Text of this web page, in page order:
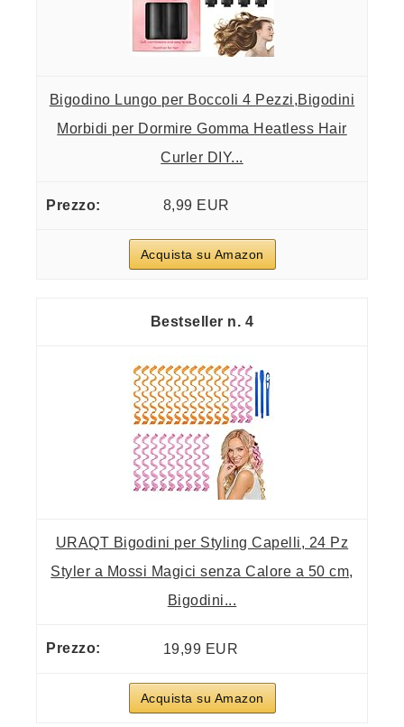
Bigodino Lungo per Boccoli 4 Pezzi,Bigodini
Morbidi per Dormire Gomma Heatless Hair
Curler DIY...
8,99 EUR
Acquista su Amazon
4
URAQT Bigodini per Styling Capelli, 24 Pz
Styler a Mossi Magici senza Calore a 50 cm,
Bigodini...
19,99 EUR
Acquista su Amazon